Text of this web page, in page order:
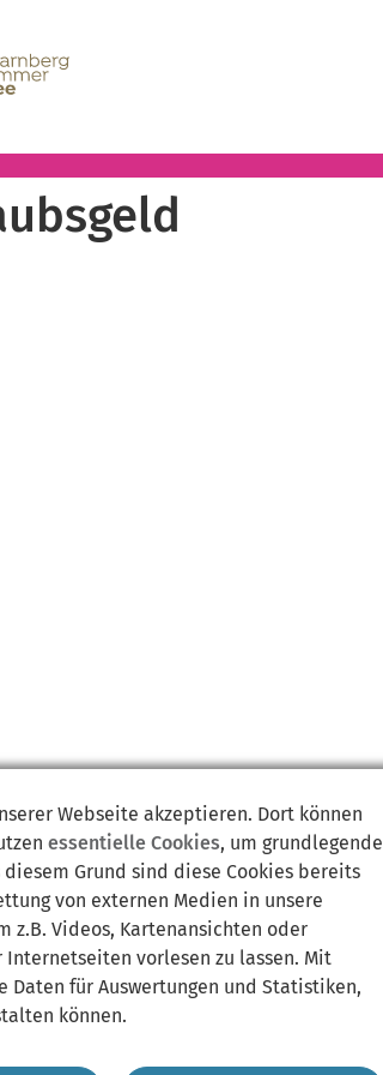
Webseite akzeptieren. Dort können
essentielle Cookies, um grundlegende
Grund sind diese Cookies bereits
von externen Medien in unsere
z.B. Videos, Kartenansichten oder
vorlesen zu lassen. Mit
für Auswertungen und Statistiken,
können.